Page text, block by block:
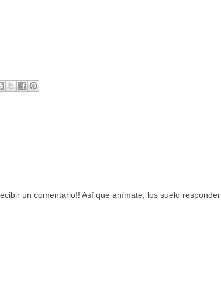
un comentario!! Así que anímate, los suelo responder